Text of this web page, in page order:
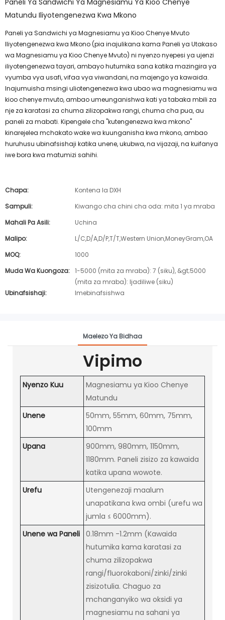
Paneli Ya Sandwichi Ya Magnesiamu Ya Kioo Chenye
Matundu Iliyotengenezwa Kwa Mkono
Paneli ya Sandwichi ya Magnesiamu ya Kioo Chenye Mvuto
Iliyotengenezwa kwa Mkono (pia inajulikana kama Paneli ya Utakaso
wa Magnesiamu ya Kioo Chenye Mvuto) ni nyenzo nyepesi ya ujenzi
iliyotengenezwa tayari, ambayo hutumika sana katika mazingira ya
vyumba vya usafi, vifaa vya viwandani, na majengo ya kawaida.
Inajumuisha msingi uliotengenezwa kwa ubao wa magnesiamu wa
kioo chenye mvuto, ambao umeunganishwa kati ya tabaka mbili za
nje za karatasi za chuma zilizopakwa rangi, chuma cha pua, au
paneli za mabati. Kipengele cha "kutengenezwa kwa mkono"
kinarejelea mchakato wake wa kuunganisha kwa mkono, ambao
huruhusu ubinafsishaji katika unene, ukubwa, na vijazaji, na kuifanya
iwe bora kwa matumizi sahihi.
Chapa:
Kontena la DXH
Sampuli:
Kiwango cha chini cha oda: mita 1 ya mraba
Mahali Pa Asili:
Uchina
Malipo:
L/C,D/A,D/P,T/T,Western Union,MoneyGram,OA
MOQ:
1000
Muda Wa Kuongoza: 1-5000 (mita za mraba): 7 (siku), &gt;5000
(mita za mraba): Ijadiliwe (siku)
Ubinafsishaji:
Imebinafsishwa
Maelezo Ya Bidhaa
Vipimo
Nyenzo Kuu
Magnesiamu ya Kioo Chenye
Matundu
Unene
50mm, 55mm, 60mm, 75mm,
100mm
Upana
900mm, 980mm, 1150mm,
1180mm. Paneli zisizo za kawaida
katika upana wowote.
Urefu
Utengenezaji maalum
unapatikana kwa ombi (urefu wa
jumla ≤ 6000mm).
Unene wa Paneli 0.18mm -1.2mm (Kawaida
hutumika kama karatasi za
chuma zilizopakwa
rangi/fluorokaboni/zinki/zinki
zisizotulia. Chaguo za
mchanganyiko wa oksidi ya
magnesiamu na sahani ya